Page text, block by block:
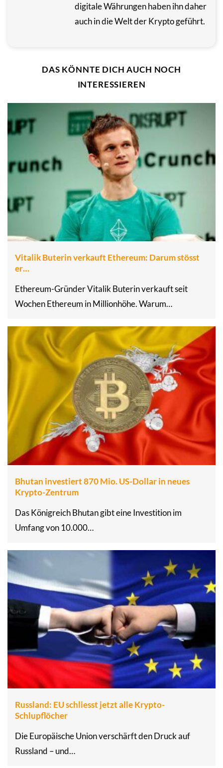
digitale Währungen haben ihn daher
auch in die Welt der Krypto geführt.
DAS KÖNNTE DICH AUCH NOCH
INTERESSIEREN
Vitalik Buterin verkauft Ethereum: Darum stösst
er…
Ethereum-Gründer Vitalik Buterin verkauft seit
Wochen Ethereum in Millionhöhe. Warum…
Bhutan investiert 870 Mio. US-Dollar in neues
Krypto-Zentrum
Das Königreich Bhutan gibt eine Investition im
Umfang von 10.000…
Russland: EU schliesst jetzt alle Krypto-
Schlupflöcher
Die Europäische Union verschärft den Druck auf
Russland – und…